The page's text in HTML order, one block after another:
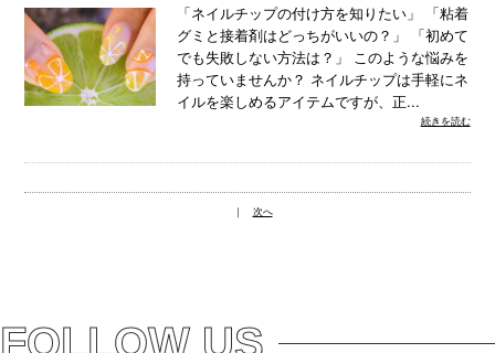
「ネイルチップの付け方を知りたい」 「粘着
グミと接着剤はどっちがいいの？」 「初めて
でも失敗しない方法は？」 このような悩みを
持っていませんか？ ネイルチップは手軽にネ
イルを楽しめるアイテムですが、正...
続きを読む
｜ 次へ